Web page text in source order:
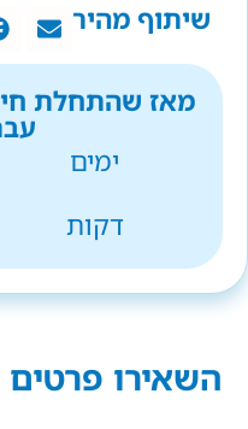
שיתוף מהיר
מאז שהתחלת
ימים
דקות
השאירו